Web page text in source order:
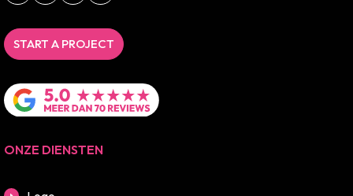
START A PROJECT
ONZE DIENSTEN